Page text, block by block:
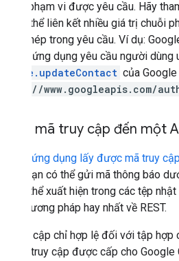
cả các phạm vi được yêu cầu. Hãy
API có thể liên kết nhiều giá trị chuỗi
được phép trong yêu cầu. Ví dụ:
khi một ứng dụng yêu cầu người dùng
people.updateContact của
https://www.googleapis.com/
Gửi mã truy cập đến một
Sau khi ứng dụng lấy được mã truy
Bạn có thể gửi mã thông báo
URI có thể xuất hiện trong các tệp
theo phương pháp hay nhất về REST.
Mã truy cập chỉ hợp lệ đối với tập
nếu mã truy cập được cấp cho